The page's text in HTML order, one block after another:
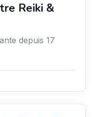
Reiki &
depuis 17